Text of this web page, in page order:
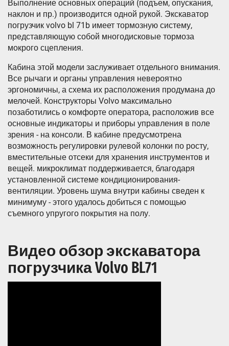
Выполнение основных операций (подъем, опускания,
наклон и пр.) производится одной рукой. Экскаватор
погрузчик volvo bl 71b имеет тормозную систему,
представляющую собой многодисковые тормоза
мокрого сцепления.
Кабина этой модели заслуживает отдельного внимания.
Все рычаги и органы управления невероятно
эргономичны, а схема их расположения продумана до
мелочей. Конструкторы Volvo максимально
позаботились о комфорте оператора, расположив все
основные индикаторы и приборы управления в поле
зрения - на консоли. В кабине предусмотрена
возможность регулировки рулевой колонки по росту,
вместительные отсеки для хранения инструментов и
вещей. микроклимат поддерживается, благодаря
установленной системе кондиционирования-
вентиляции. Уровень шума внутри кабины сведен к
минимуму - этого удалось добиться с помощью
съемного упругого покрытия на полу.
Видео обзор экскаватора
погрузчика Volvo BL71